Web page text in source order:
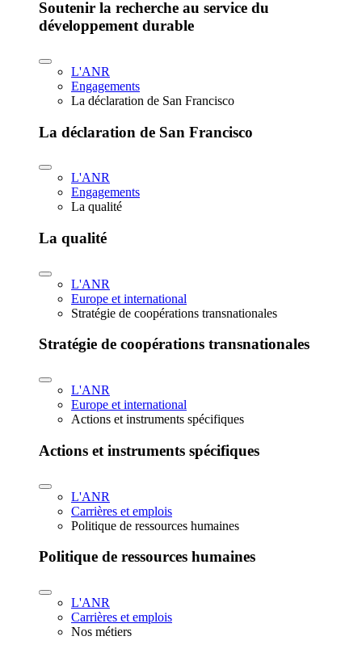
Soutenir la recherche au service du
développement durable
L'ANR
Engagements
La déclaration de San Francisco
La déclaration de San Francisco
L'ANR
Engagements
La qualité
La qualité
L'ANR
Europe et international
Stratégie de coopérations transnationales
Stratégie de coopérations transnationales
L'ANR
Europe et international
Actions et instruments spécifiques
Actions et instruments spécifiques
L'ANR
Carrières et emplois
Politique de ressources humaines
Politique de ressources humaines
L'ANR
Carrières et emplois
Nos métiers